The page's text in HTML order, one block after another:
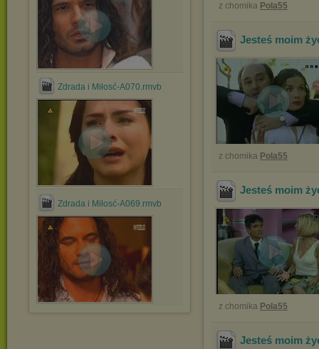
Zdrada i Miłosć-A070.rmvb
Zdrada i Miłosć-A069.rmvb
z chomika Pola55
Jesteś moim
z chomika Pola55
Jesteś moim
z chomika Pola55
Jesteś moim